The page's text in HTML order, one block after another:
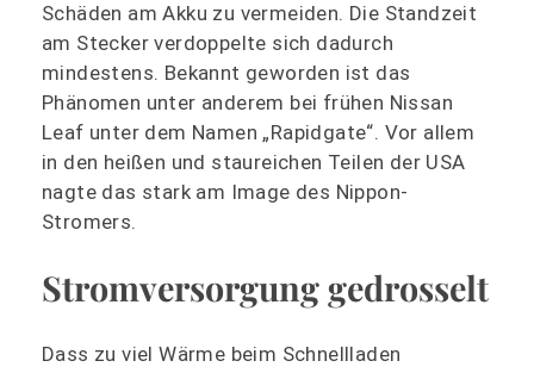
Schäden am Akku zu vermeiden. Die Standzeit
am Stecker verdoppelte sich dadurch
mindestens. Bekannt geworden ist das
Phänomen unter anderem bei frühen Nissan
Leaf unter dem Namen „Rapidgate“. Vor allem
in den heißen und staureichen Teilen der USA
nagte das stark am Image des Nippon-
Stromers.
Stromversorgung gedrosselt
Dass zu viel Wärme beim Schnellladen